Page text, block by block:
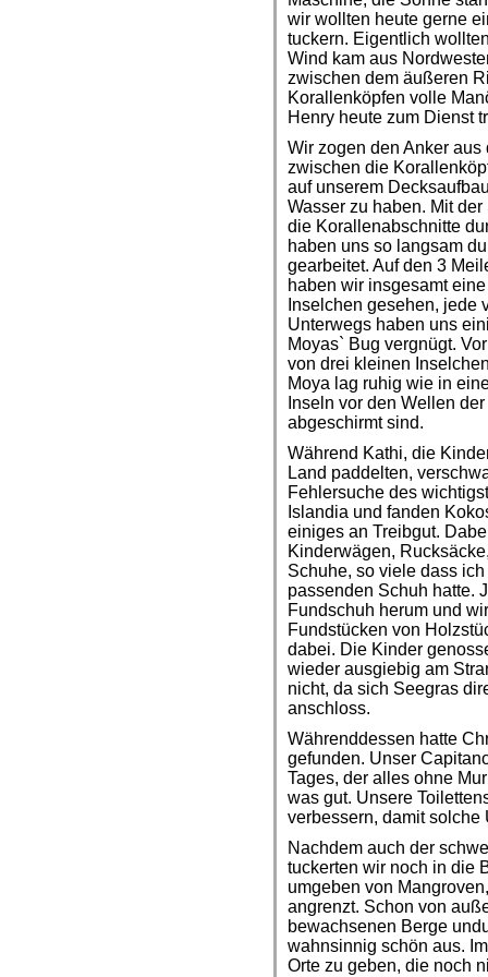
wir wollten heute gerne
tuckern. Eigentlich
Wind kam aus
zwischen dem äußeren
Korallenköpfen volle
Henry heute zum Dienst
Wir zogen den Anker
zwischen die
auf unserem
Wasser zu haben. Mit
die Korallenabschnitte
haben uns so langsam
gearbeitet. Auf den 3
haben wir insgesamt
Inselchen gesehen, jede
Unterwegs haben uns
Moyas` Bug vergnügt.
von drei kleinen
Moya lag ruhig wie in
Inseln vor den Wellen
abgeschirmt sind.
Während Kathi, die
Land paddelten,
Fehlersuche des
Islandia und fanden
einiges an Treibgut.
Kinderwägen,
Schuhe, so viele dass
passenden Schuh hatte.
Fundschuh herum und
Fundstücken von
dabei. Die Kinder
wieder ausgiebig am
nicht, da sich Seegras
anschloss.
Währenddessen hatte
gefunden. Unser
Tages, der alles ohne
was gut. Unsere
verbessern, damit solche
Nachdem auch der
tuckerten wir noch in die
umgeben von
angrenzt. Schon von
bewachsenen Berge
wahnsinnig schön aus.
Orte zu geben, die noch